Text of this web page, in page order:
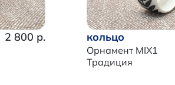
2 800 р. кольцо
Орнамент MIX1
Традиция